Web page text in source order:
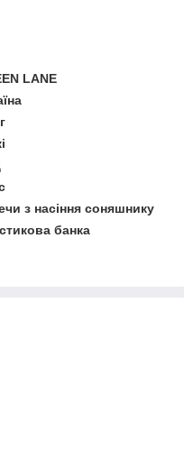
LANE
з насіння соняшнику
банка